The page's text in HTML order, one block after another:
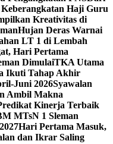
Haji Guru
Kreativitas di
Hujan Deras Warnai
LT 1 di Lembah
Hari Pertama
DimulaiTKA Utama
Ikuti Tahap Akhir
Juni 2026Syawalan
Ambil Makna
Kinerja Terbaik
MTsN 1 Sleman
Hari Pertama Masuk,
dan Ikrar Saling